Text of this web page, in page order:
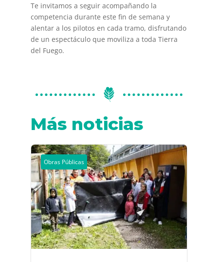
Te invitamos a seguir acompañando la
competencia durante este fin de semana y
alentar a los pilotos en cada tramo, disfrutando
de un espectáculo que moviliza a toda Tierra
del Fuego.
Más noticias
Obras Públicas